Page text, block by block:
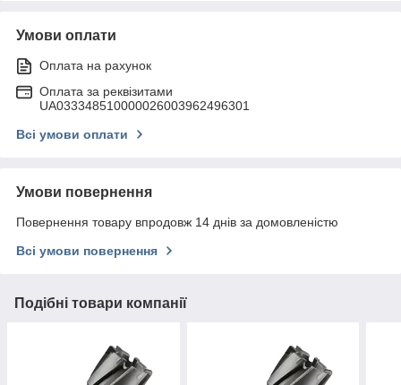
Умови оплати
Оплата на рахунок
Оплата за реквізитами
UA033348510000026003962496301
Всі умови оплати
Умови повернення
Повернення товару впродовж 14 днів за домовленістю
Всі умови повернення
Подібні товари компанії